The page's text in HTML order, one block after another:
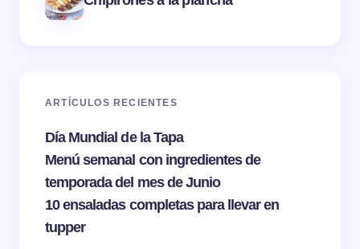
ARTÍCULOS RECIENTES
Día Mundial de la Tapa
Menú semanal con ingredientes de
temporada del mes de Junio
10 ensaladas completas para llevar en
tupper